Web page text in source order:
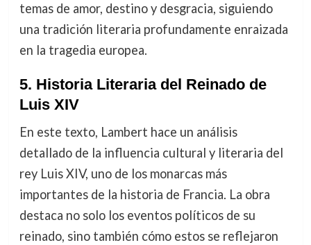
temas de amor, destino y desgracia, siguiendo
una tradición literaria profundamente enraizada
en la tragedia europea.
5. Historia Literaria del Reinado de
Luis XIV
En este texto, Lambert hace un análisis
detallado de la influencia cultural y literaria del
rey Luis XIV, uno de los monarcas más
importantes de la historia de Francia. La obra
destaca no solo los eventos políticos de su
reinado, sino también cómo estos se reflejaron